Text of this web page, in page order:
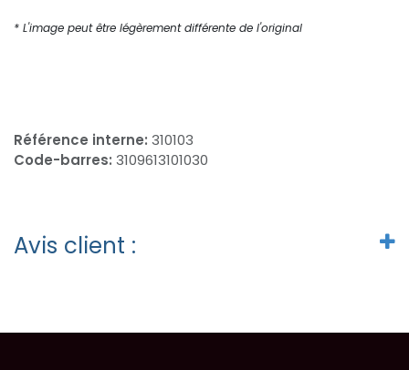
* L'image peut être légèrement différente de l'original
Référence interne: 310103
Code-barres: 3109613101030
Avis client :